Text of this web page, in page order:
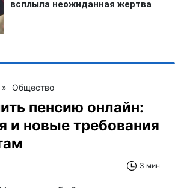
» Общество
пенсию онлайн:
и новые требования
3 мин